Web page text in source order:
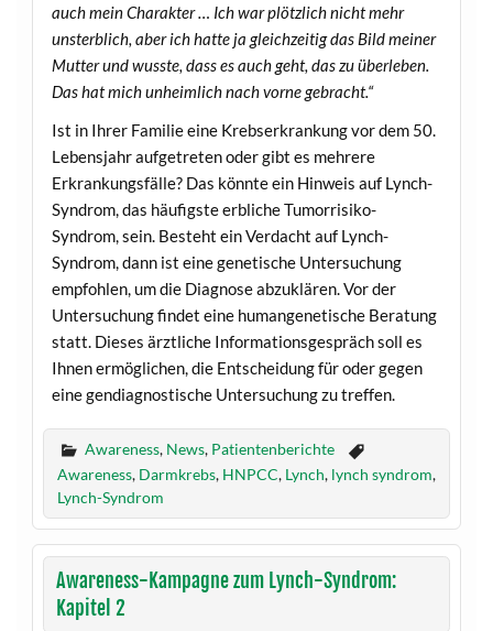
auch mein Charakter … Ich war plötzlich nicht mehr
unsterblich, aber ich hatte ja gleichzeitig das Bild meiner
Mutter und wusste, dass es auch geht, das zu überleben.
Das hat mich unheimlich nach vorne gebracht.“
Ist in Ihrer Familie eine Krebserkrankung vor dem 50.
Lebensjahr aufgetreten oder gibt es mehrere
Erkrankungsfälle? Das könnte ein Hinweis auf Lynch-
Syndrom, das häufigste erbliche Tumorrisiko-
Syndrom, sein. Besteht ein Verdacht auf Lynch-
Syndrom, dann ist eine genetische Untersuchung
empfohlen, um die Diagnose abzuklären. Vor der
Untersuchung findet eine humangenetische Beratung
statt. Dieses ärztliche Informationsgespräch soll es
Ihnen ermöglichen, die Entscheidung für oder gegen
eine gendiagnostische Untersuchung zu treffen.
Awareness, News, Patientenberichte
Awareness, Darmkrebs, HNPCC, Lynch, lynch syndrom,
Lynch-Syndrom
Awareness-Kampagne zum Lynch-Syndrom:
Kapitel 2